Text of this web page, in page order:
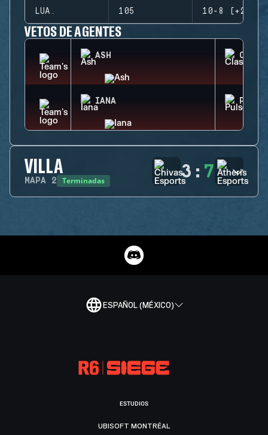
LUA. 105 10-8 (+2)
VETOS DE AGENTES
ASH CLASH
IANA PULSE
VILLA
MAPA 2 Terminadas 3 : 7
ESPAÑOL (MÉXICO)
ESTUDIOS
UBISOFT MONTRÉAL